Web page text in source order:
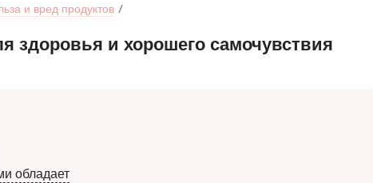
и вред продуктов
здоровья и хорошего самочувствия
обладает